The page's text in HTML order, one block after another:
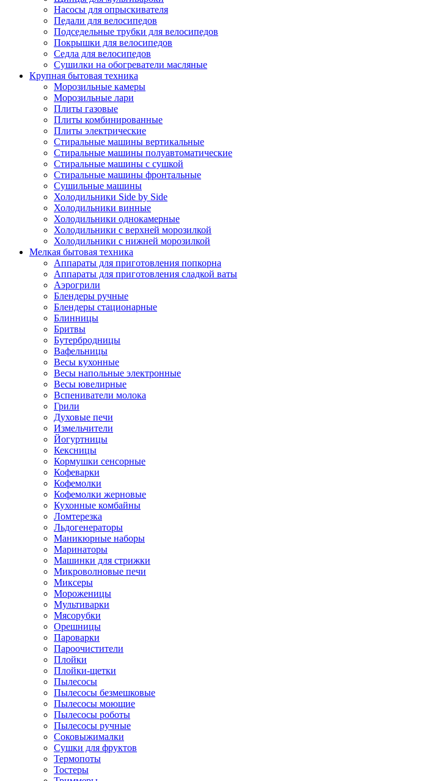
Насосы для опрыскивателя
Педали для велосипедов
Подседельные трубки для велосипедов
Покрышки для велосипедов
Седла для велосипедов
Сушилки на обогреватели масляные
Крупная бытовая техника
Морозильные камеры
Морозильные лари
Плиты газовые
Плиты комбинированные
Плиты электрические
Стиральные машины вертикальные
Стиральные машины полуавтоматические
Стиральные машины с сушкой
Стиральные машины фронтальные
Сушильные машины
Холодильники Side by Side
Холодильники винные
Холодильники однокамерные
Холодильники с верхней морозилкой
Холодильники с нижней морозилкой
Мелкая бытовая техника
Аппараты для приготовления попкорна
Аппараты для приготовления сладкой ваты
Аэрогрили
Блендеры ручные
Блендеры стационарные
Блинницы
Бритвы
Бутербродницы
Вафельницы
Весы кухонные
Весы напольные электронные
Весы ювелирные
Вспениватели молока
Грили
Духовые печи
Измельчители
Йогуртницы
Кексницы
Кормушки сенсорные
Кофеварки
Кофемолки
Кофемолки жерновые
Кухонные комбайны
Ломтерезка
Льдогенераторы
Маникюрные наборы
Маринаторы
Машинки для стрижки
Микроволновые печи
Миксеры
Мороженицы
Мультиварки
Мясорубки
Орешницы
Пароварки
Пароочистители
Плойки
Плойки-щетки
Пылесосы
Пылесосы безмешковые
Пылесосы моющие
Пылесосы роботы
Пылесосы ручные
Соковыжималки
Сушки для фруктов
Термопоты
Тостеры